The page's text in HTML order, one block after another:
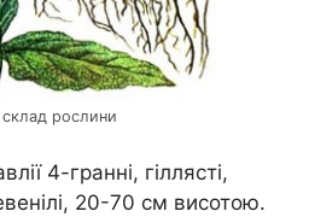
склад рослини
4-гранні, гіллясті,
20-70 см висотою.